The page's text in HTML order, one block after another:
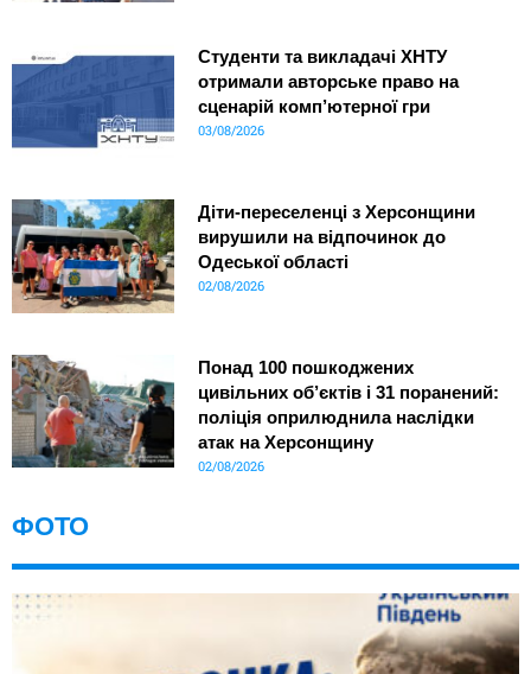
Студенти та викладачі ХНТУ
отримали авторське право на
сценарій комп’ютерної гри
03/08/2026
Діти-переселенці з Херсонщини
вирушили на відпочинок до
Одеської області
02/08/2026
Понад 100 пошкоджених
цивільних об’єктів і 31 поранений:
поліція оприлюднила наслідки
атак на Херсонщину
02/08/2026
ФОТО